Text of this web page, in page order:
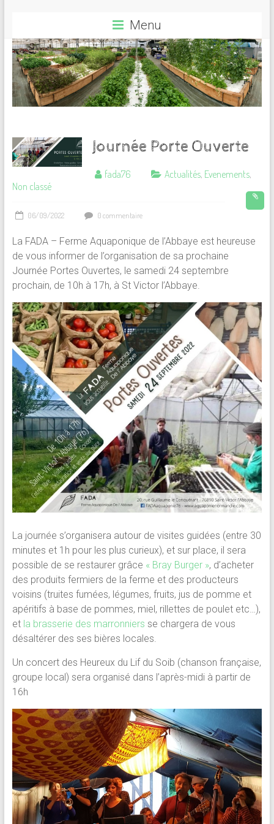
Menu
Journée Porte Ouverte
fada76 Actualités, Evenements,
Non classé
06/09/2022 0 commentaire
La FADA – Ferme Aquaponique de l’Abbaye est heureuse
de vous informer de l’organisation de sa prochaine
Journée Portes Ouvertes, le samedi 24 septembre
prochain, de 10h à 17h, à St Victor l’Abbaye.
La journée s’organisera autour de visites guidées (entre 30
minutes et 1h pour les plus curieux), et sur place, il sera
possible de se restaurer grâce « Bray Burger », d’acheter
des produits fermiers de la ferme et des producteurs
voisins (truites fumées, légumes, fruits, jus de pomme et
apéritifs à base de pommes, miel, rillettes de poulet etc…),
et la brasserie des marronniers se chargera de vous
désaltérer des ses bières locales.
Un concert des Heureux du Lif du Soib (chanson française,
groupe local) sera organisé dans l’après-midi à partir de
16h